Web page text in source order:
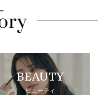
BEAUTY
ビューティ